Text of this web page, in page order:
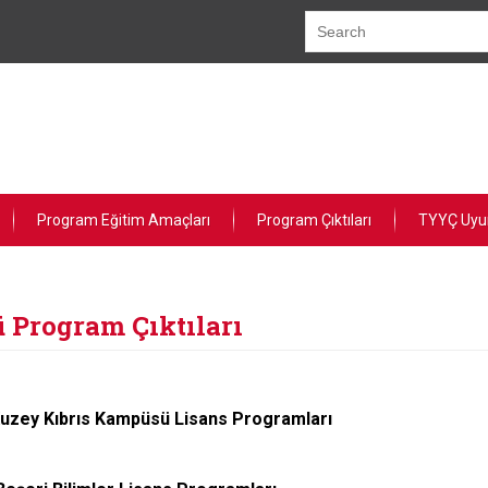
Program Eğitim Amaçları Program Çıktıları TYYÇ
Çıktıları
Kıbrıs Kampüsü Lisans Programları